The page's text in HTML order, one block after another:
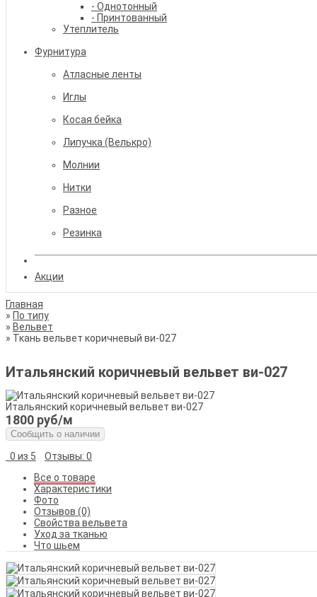
- Однотонный
- Принтованный
Утеплитель
Фурнитура
Атласные ленты
Иглы
Косая бейка
Липучка (Велькро)
Молнии
Нитки
Разное
Резинка
Акции
Главная
По типу
Вельвет
Ткань вельвет коричневый ви-027
Итальянский коричневый вельвет ви-027
Итальянский коричневый вельвет ви-027
1800 руб/м
Сообщить о наличии
0 из 5
Отзывы: 0
Все о товаре
Характеристики
Фото
Отзывов (0)
Свойства вельвета
Уход за тканью
Что шьем